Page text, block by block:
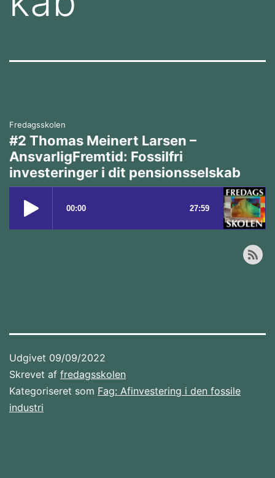
Fredagsskolen
#2 Thomas Meinert Larsen –
AnsvarligFremtid: Fossilfri
investeringer i dit pensionsselskab
Udgivet 09/09/2022
Skrevet af fredagsskolen
Kategoriseret som Fag: Afinvestering i den fossile
industri